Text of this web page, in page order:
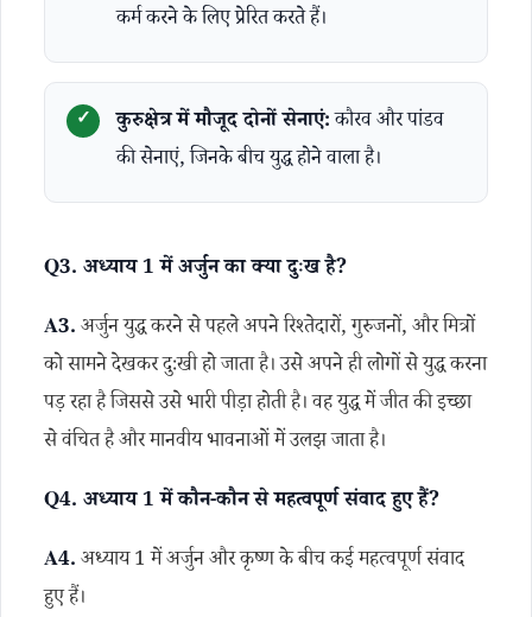
कर्म करने के लिए प्रेरित करते हैं।
कुरुक्षेत्र में मौजूद दोनों सेनाएं:कौरव और पांडव
की सेनाएं, जिनके बीच युद्ध होने वाला है।
Q3. अध्याय 1 में अर्जुन का क्या दुःख है?
A3.अर्जुन युद्ध करने से पहले अपने रिश्तेदारों, गुरुजनों, और मित्रों
को सामने देखकर दुःखी हो जाता है। उसे अपने ही लोगों से युद्ध करना
पड़ रहा है जिससे उसे भारी पीड़ा होती है। वह युद्ध में जीत की इच्छा
से वंचित है और मानवीय भावनाओं में उलझ जाता है।
Q4. अध्याय 1 में कौन-कौन से महत्वपूर्ण संवाद हुए हैं?
A4.अध्याय 1 में अर्जुन और कृष्ण के बीच कई महत्वपूर्ण संवाद
हुए हैं।